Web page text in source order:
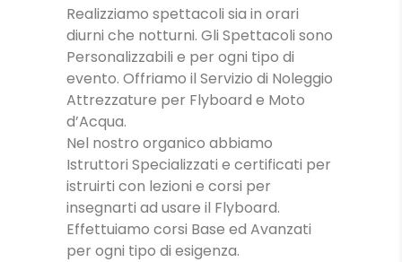
Realizziamo spettacoli sia in orari
diurni che notturni. Gli Spettacoli sono
Personalizzabili e per ogni tipo di
evento. Offriamo il Servizio di Noleggio
Attrezzature per Flyboard e Moto
d’Acqua.
Nel nostro organico abbiamo
Istruttori Specializzati e certificati per
istruirti con lezioni e corsi per
insegnarti ad usare il Flyboard.
Effettuiamo corsi Base ed Avanzati
per ogni tipo di esigenza.